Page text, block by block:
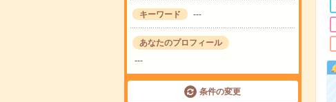
キーワード ---
あなたのプロフィール
---
条件の変更